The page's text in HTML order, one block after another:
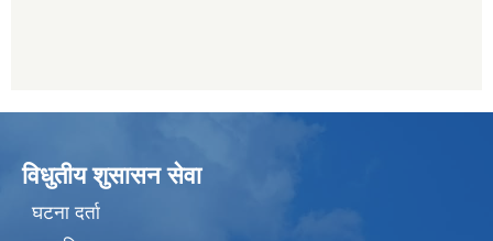
विधुतीय शुसासन सेवा
घटना दर्ता